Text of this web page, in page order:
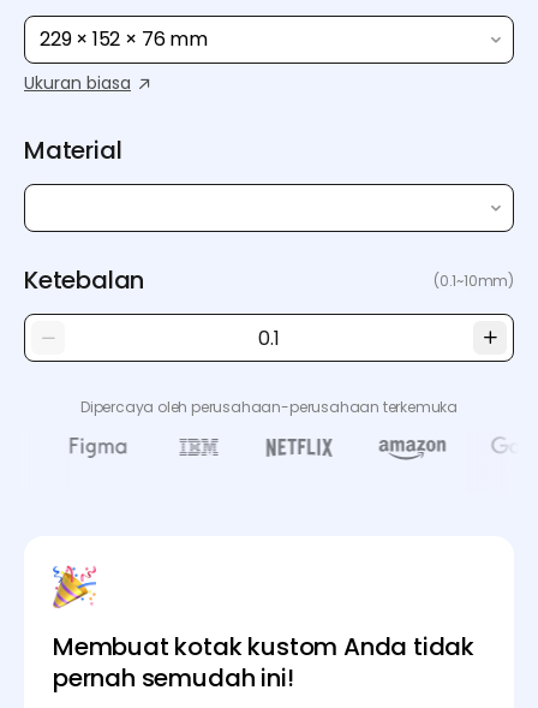
229 × 152 × 76 mm
Ukuran biasa
Material
Ketebalan (0.1~10mm)
Dipercaya oleh perusahaan-perusahaan terkemuka
Membuat kotak kustom Anda tidak
pernah semudah ini!